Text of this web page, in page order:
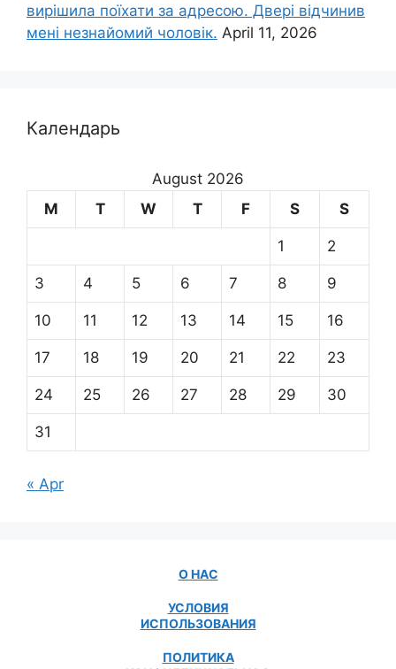
вирішила поїхати за адресою. Двері відчинив
мені незнайомий чоловік. April 11, 2026
Календарь
August 2026
M
T W T F S S
1 2
3 4 5 6 7 8 9
10 11 12 13 14 15 16
17 18 19 20 21 22 23
24 25 26 27 28 29 30
31
« Apr
О НАС
УСЛОВИЯ
ИСПОЛЬЗОВАНИЯ
ПОЛИТИКА